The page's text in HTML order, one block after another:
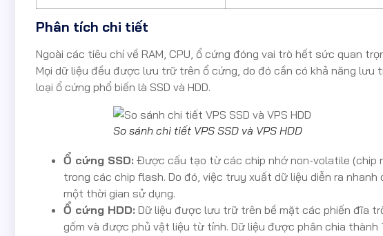
Phân tích chi tiết
Ngoài các tiêu chí về RAM, CPU, ổ cứng đóng vai trò hết sức quan
Mọi dữ liệu đều được lưu trữ trên ổ cứng, do đó cần có khả năng lưu
loại ổ cứng phổ biến là SSD và HDD.
So sánh chi tiết VPS SSD và VPS HDD
Ổ cứng SSD: Được cấu tạo từ các chip nhớ non-volatile (chip
trong các chip flash. Do đó, việc truy xuất dữ liệu diễn ra
một thời gian sử dụng.
Ổ cứng HDD: Dữ liệu được lưu trữ trên bề mặt các phiến đĩa
gốm và được phủ vật liệu từ tính. Dữ liệu được phân chia